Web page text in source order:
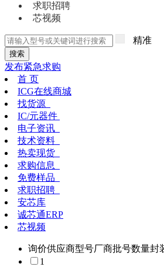
求职招聘
芯视频
精准
搜索
发布紧急求购
首 页
ICG在线商城
找货源
IC/元器件
电子资讯
技术资料
热卖现货
求购信息
免费样品
求职招聘
安芯库
诚芯通ERP
芯视频
询价供应商型号厂商批号数量封
1